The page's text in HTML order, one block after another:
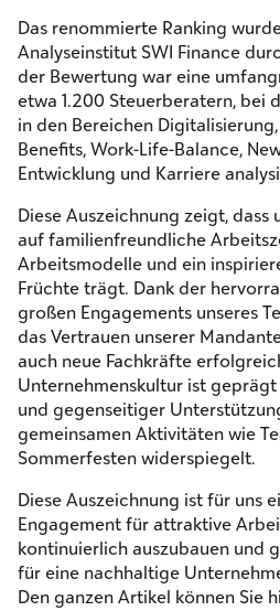
Das renommierte Ranking
Analyseinstitut SWI Finance
der Bewertung war eine
etwa 1.200 Steuerberatern, bei
in den Bereichen
Benefits, Work-Life-Balance,
Entwicklung und Karriere
Diese Auszeichnung zeigt, dass
auf familienfreundliche
Arbeitsmodelle und ein
Früchte trägt. Dank der
großen Engagements unseres
das Vertrauen unserer
auch neue Fachkräfte
Unternehmenskultur ist
und gegenseitiger
gemeinsamen Aktivitäten wie
Sommerfesten widerspiegelt.
Diese Auszeichnung ist für uns
Engagement für attraktive
kontinuierlich auszubauen und
für eine nachhaltige
Den ganzen Artikel können Sie